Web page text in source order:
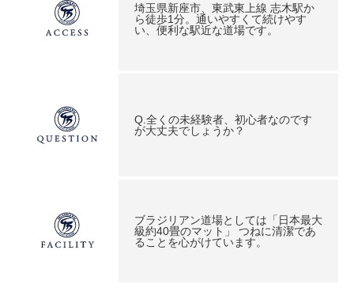
埼玉県新座市、東武東上線 志木駅か
ら徒歩1分。通いやすくて続けやす
い、便利な駅近な道場です。
Q.全くの未経験者、初心者なのです
が大丈夫でしょうか？
ブラジリアン道場としては「日本最大
級約40畳のマット」 つねに清潔であ
ることを心がけています。